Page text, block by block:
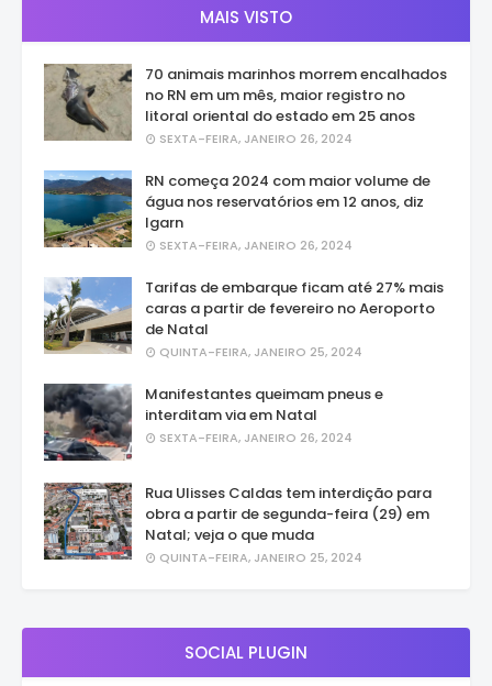
MAIS VISTO
70 animais marinhos morrem encalhados
no RN em um mês, maior registro no
litoral oriental do estado em 25 anos
SEXTA-FEIRA, JANEIRO 26, 2024
RN começa 2024 com maior volume de
água nos reservatórios em 12 anos, diz
Igarn
SEXTA-FEIRA, JANEIRO 26, 2024
Tarifas de embarque ficam até 27% mais
caras a partir de fevereiro no Aeroporto
de Natal
QUINTA-FEIRA, JANEIRO 25, 2024
Manifestantes queimam pneus e
interditam via em Natal
SEXTA-FEIRA, JANEIRO 26, 2024
Rua Ulisses Caldas tem interdição para
obra a partir de segunda-feira (29) em
Natal; veja o que muda
QUINTA-FEIRA, JANEIRO 25, 2024
SOCIAL PLUGIN